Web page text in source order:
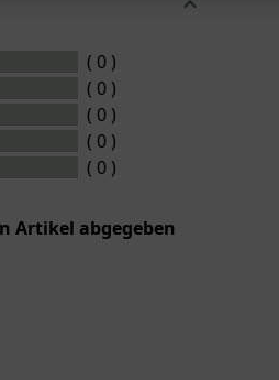
( 0 )
( 0 )
( 0 )
( 0 )
( 0 )
Artikel abgegeben